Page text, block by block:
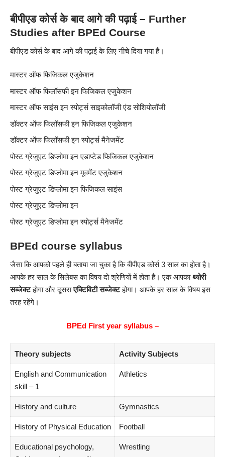
बीपीएड कोर्स के बाद आगे की पढ़ाई – Further
Studies after BPEd Course
बीपीएड कोर्स के बाद आगे की पढ़ाई के लिए नीचे दिया गया हैं।
मास्टर ऑफ फिजिकल एजुकेशन
मास्टर ऑफ फिलॉसफी इन फिजिकल एजुकेशन
मास्टर ऑफ साइंस इन स्पोर्ट्स साइकोलॉजी एंड सोशियोलॉजी
डॉक्टर ऑफ फिलॉसफी इन फिजिकल एजुकेशन
डॉक्टर ऑफ फिलॉसफी इन स्पोर्ट्स मैनेजमेंट
पोस्ट ग्रेजुएट डिप्लोमा इन एडाप्टेड फिजिकल एजुकेशन
पोस्ट ग्रेजुएट डिप्लोमा इन मूवमेंट एजुकेशन
पोस्ट ग्रेजुएट डिप्लोमा इन फिजिकल साइंस
पोस्ट ग्रेजुएट डिप्लोमा इन
पोस्ट ग्रेजुएट डिप्लोमा इन स्पोर्ट्स मैनेजमेंट
BPEd course syllabus
जैसा कि आपको पहले ही बताया जा चुका है कि बीपीएड कोर्स 3 साल का होता है।
आपके हर साल के सिलेबस का विषय दो श्रेणियों में होता है। एक आपकाथ्योरी
सब्जेक्टहोगा और दूसराएक्टिविटी सब्जेक्टहोगा। आपके हर साल के विषयइस
तरहरहेंगे।
BPEd First year syllabus –
Theory subjects Activity Subjects
English and Communication
skill – 1
Athletics
History and culture Gymnastics
History of Physical Education Football
Educational psychology,
Wrestling